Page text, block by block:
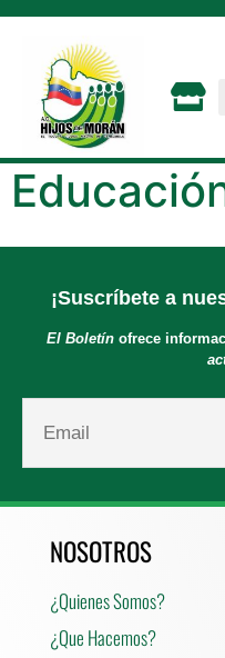
¡Suscríbete a
El Boletínofrece
NOSOTROS
¿Quienes Somos?
¿Que Hacemos?